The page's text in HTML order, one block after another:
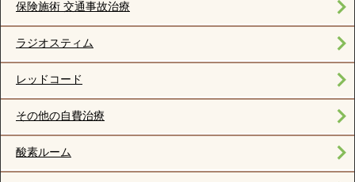
保険施術 交通事故治療
ラジオスティム
レッドコード
その他の自費治療
酸素ルーム